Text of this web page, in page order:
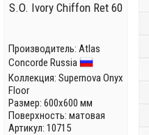
S.O. Ivory Chiffon Ret 60
Производитель: Atlas
Concorde Russia
Коллекция: Supernova Onyx
Floor
Размер: 600x600 мм
Поверхность: матовая
Артикул: 10715